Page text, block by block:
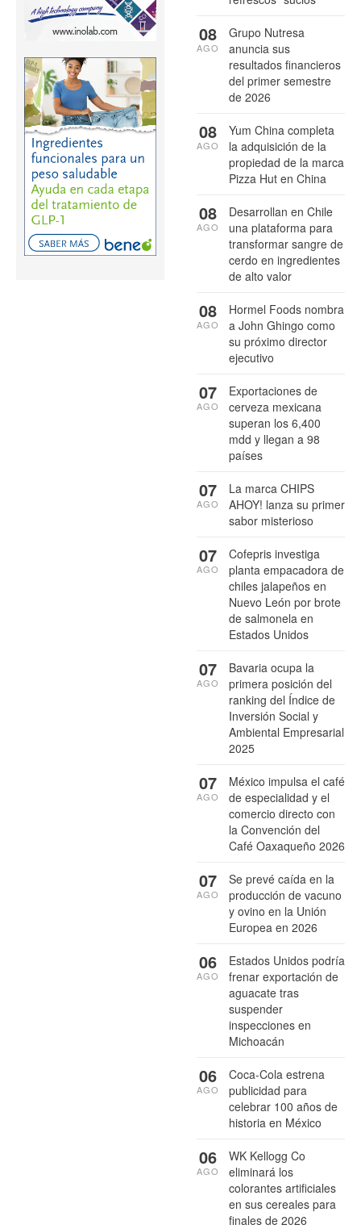
Grupo Nutresa
anuncia sus
resultados financieros
del primer semestre
de 2026
08
AGO
Yum China completa
la adquisición de la
propiedad de la marca
Pizza Hut en China
08
AGO
Desarrollan en Chile
una plataforma para
transformar sangre de
cerdo en ingredientes
de alto valor
08
AGO
Hormel Foods nombra
a John Ghingo como
su próximo director
ejecutivo
08
AGO
Exportaciones de
cerveza mexicana
superan los 6,400
mdd y llegan a 98
países
07
AGO
La marca CHIPS
AHOY! lanza su primer
sabor misterioso
07
AGO
Cofepris investiga
planta empacadora de
chiles jalapeños en
Nuevo León por brote
de salmonela en
Estados Unidos
07
AGO
Bavaria ocupa la
primera posición del
ranking del Índice de
Inversión Social y
Ambiental Empresarial
2025
07
AGO
México impulsa el café
de especialidad y el
comercio directo con
la Convención del
Café Oaxaqueño 2026
07
AGO
Se prevé caída en la
producción de vacuno
y ovino en la Unión
Europea en 2026
07
AGO
Estados Unidos podría
frenar exportación de
aguacate tras
suspender
inspecciones en
Michoacán
06
AGO
Coca-Cola estrena
publicidad para
celebrar 100 años de
historia en México
06
AGO
WK Kellogg Co
eliminará los
colorantes artificiales
en sus cereales para
finales de 2026
06
AGO